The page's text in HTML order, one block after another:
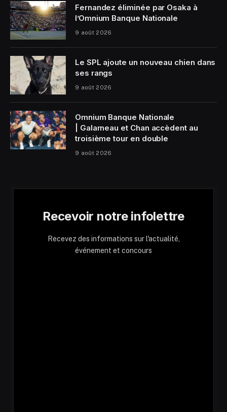
Fernandez éliminée par Osaka à
l’Omnium Banque Nationale
9 août 2026
Le SPL ajoute un nouveau chien dans
ses rangs
9 août 2026
Omnium Banque Nationale
| Galarneau et Chan accèdent au
troisième tour en double
9 août 2026
Recevoir notre infolettre
Recevez des informations sur l'actualité,
événement et concours